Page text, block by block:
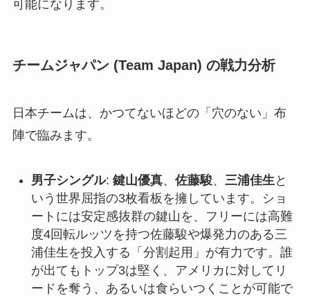
可能になります。
チームジャパン (Team Japan) の戦力分析
日本チームは、かつてないほどの「穴のない」布
陣で臨みます。
男子シングル: 鍵山優真、 佐藤駿、 三浦佳生 と
いう世界屈指の3枚看板を擁しています。ショ
ートには安定感抜群の鍵山を、フリーには高難
度4回転ルッツを持つ佐藤駿や爆発力のある三
浦佳生を投入する「分割起用」が有力です。誰
が出てもトップ3は堅く、アメリカに対してリ
ードを奪う、あるいは食らいつくことが可能で